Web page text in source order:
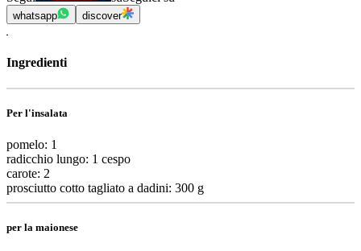
whatsapp discover
Ingredienti
Per l'insalata
pomelo: 1
radicchio lungo: 1 cespo
carote: 2
prosciutto cotto tagliato a dadini: 300 g
per la maionese